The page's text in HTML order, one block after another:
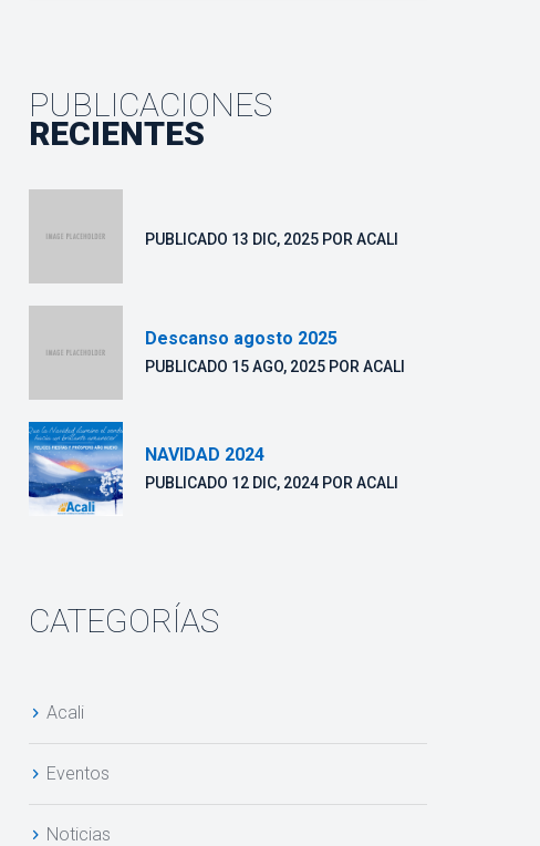
PUBLICACIONES
RECIENTES
PUBLICADO 13 DIC, 2025 POR ACALI
Descanso agosto 2025
PUBLICADO 15 AGO, 2025 POR ACALI
NAVIDAD 2024
PUBLICADO 12 DIC, 2024 POR ACALI
CATEGORÍAS
Acali
Evento
Noticia